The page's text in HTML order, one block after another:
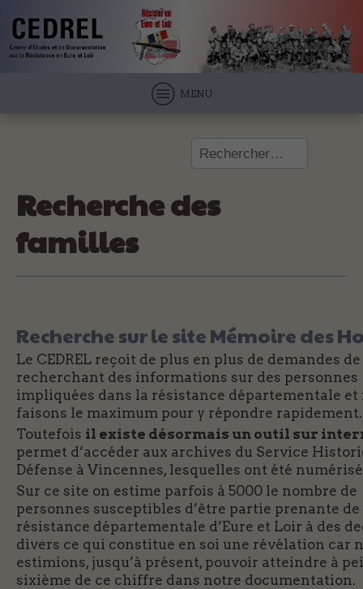
MENU
Rechercher :
Recherche des
familles
Recherche sur le site Mémoire des
Le CEDREL reçoit de plus en plus de demandes
recherchant des informations sur des personnes
impliquées dans la résistance départementale et
faisons le maximum pour y répondre rapidement.
Toutefois il existe désormais un outil sur
permet d’accéder aux archives du Service
Défense à Vincennes, lesquelles ont été
Sur ce site on estime parfois à 5000 le nombre de
personnes susceptibles d’être partie prenante de
résistance départementale d’Eure et Loir à des
divers ce qui constitue en soi une révélation car
estimions, jusqu’à présent, pouvoir atteindre à
sixième de ce chiffre dans notre documentation.